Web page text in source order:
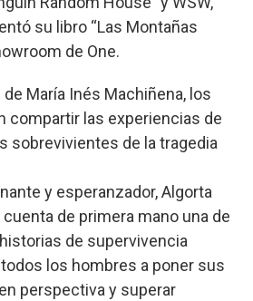
su libro “Las Montañas
de One.
María Inés Machiñena, los
compartir las experiencias de
sobrevivientes de la tragedia
y esperanzador, Algorta
de primera mano una de
de supervivencia
los hombres a poner sus
perspectiva y superar